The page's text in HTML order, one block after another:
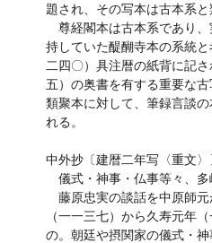
題され、その写本は古本系
尊経閣本は古本系であり
持していた醍醐寺本の系統
二四〇）具注暦の紙背に記
五）の奥書を有する重要な
類聚本に対して、筆録言談
れる。
中外抄〔建暦二年写〈重文〉
儀式・神事・仏事等々、
藤原忠実の談話を中原師
（一一三七）から久寿元年
の。朝廷や摂関家の儀式・